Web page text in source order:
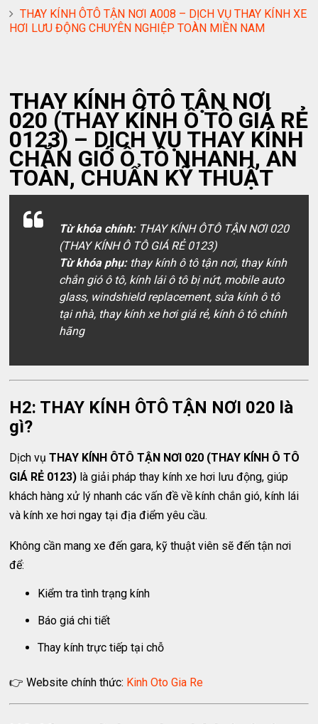
THAY KÍNH ÔTÔ TẬN NƠI A008 – DỊCH VỤ THAY KÍNH XE
HƠI LƯU ĐỘNG CHUYÊN NGHIỆP TOÀN MIỀN NAM
THAY KÍNH ÔTÔ TẬN NƠI
020 (THAY KÍNH Ô TÔ GIÁ RẺ
0123) – DỊCH VỤ THAY KÍNH
CHẮN GIÓ Ô TÔ NHANH, AN
TOÀN, CHUẨN KỸ THUẬT
Từ khóa chính:THAY KÍNH ÔTÔ TẬN NƠI 020
(THAY KÍNH Ô TÔ GIÁ RẺ 0123)
Từ khóa phụ:thay kính ô tô tận nơi, thay kính
chắn gió ô tô, kính lái ô tô bị nứt, mobile auto
glass, windshield replacement, sửa kính ô tô
tại nhà, thay kính xe hơi giá rẻ, kính ô tô chính
hãng
H2: THAY KÍNH ÔTÔ TẬN NƠI 020 là
gì?
Dịch vụTHAY KÍNH ÔTÔ TẬN NƠI 020 (THAY KÍNH Ô TÔ
GIÁ RẺ 0123) là giải pháp thay kính xe hơi lưu động, giúp
khách hàng xử lý nhanh các vấn đề về kính chắn gió, kính lái
và kính xe hơi ngay tại địa điểm yêu cầu.
Không cần mang xe đến gara, kỹ thuật viên sẽ đến tận nơi
để:
Kiểm tra tình trạng kính
Báo giá chi tiết
Thay kính trực tiếp tại chỗ
👉 Website chính thức: Kinh Oto Gia Re